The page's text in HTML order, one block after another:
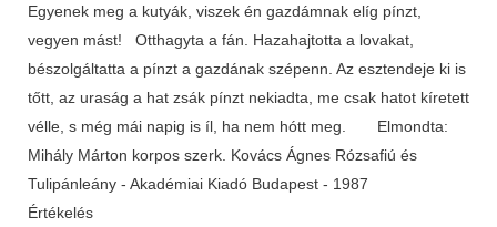
Egyenek meg a kutyák, viszek én gazdámnak elíg pínzt,
vegyen mást! Otthagyta a fán. Hazahajtotta a lovakat,
bészolgáltatta a pínzt a gazdának szépenn. Az esztendeje ki is
tőtt, az uraság a hat zsák pínzt nekiadta, me csak hatot kíretett
vélle, s még mái napig is íl, ha nem hótt meg. Elmondta:
Mihály Márton korpos szerk. Kovács Ágnes Rózsafiú és
Tulipánleány - Akadémiai Kiadó Budapest - 1987
Értékelés